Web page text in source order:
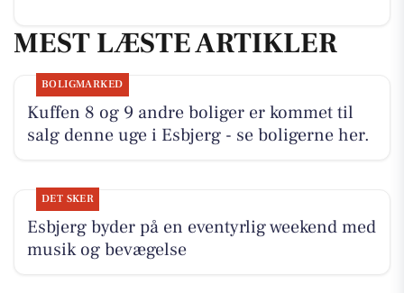
MEST LÆSTE ARTIKLER
BOLIGMARKED
Kuffen 8 og 9 andre boliger er kommet til
salg denne uge i Esbjerg - se boligerne her.
DET SKER
Esbjerg byder på en eventyrlig weekend med
musik og bevægelse